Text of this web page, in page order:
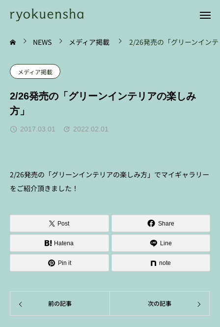
NEWS メディア掲載 2/26発売の「グリーンイン
メディア掲載
2/26発売の「グリーンインテリアの楽しみ
方」
2017.03.01 2022.02.01
2/26発売の「グリーンインテリアの楽しみ方」でマイギャラリー
をご紹介頂きました！
Post Share
Hatena Line
Pin it note
前の記事 次の記事